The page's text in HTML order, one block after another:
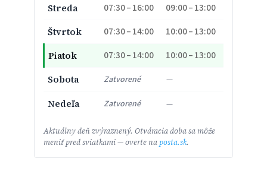
Streda 07:30 – 16:00 09:00 – 13:00
Štvrtok 07:30 – 14:00 10:00 – 13:00
Piatok 07:30 – 14:00 10:00 – 13:00
Sobota Zatvorené —
Nedeľa Zatvorené —
Aktuálny deň zvýraznený. Otváracia doba sa môže
meniť pred sviatkami — overte naposta.sk.